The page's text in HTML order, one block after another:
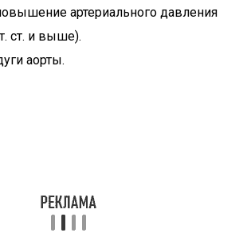
артериального давления
ст. и выше).
аорты.